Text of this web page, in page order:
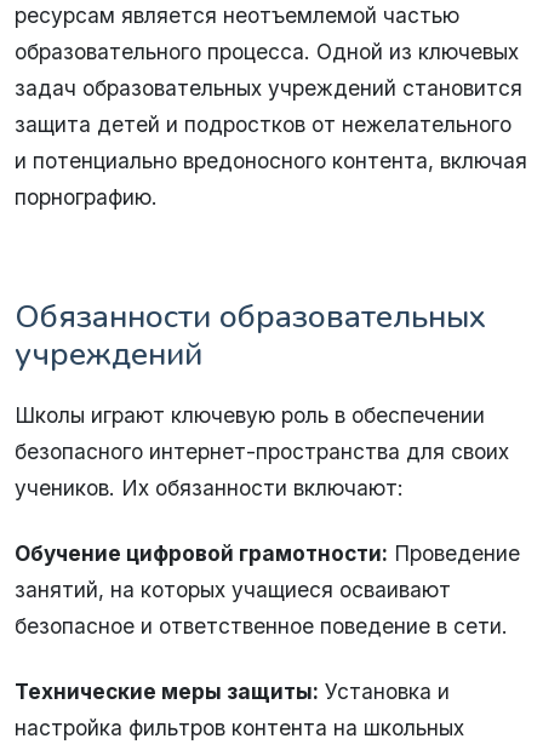
ресурсам является неотъемлемой частью
образовательного процесса. Одной из ключевых
задач образовательных учреждений становится
защита детей и подростков от нежелательного
и потенциально вредоносного контента, включая
порнографию.
Обязанности образовательных
учреждений
Школы играют ключевую роль в обеспечении
безопасного интернет-пространства для своих
учеников. Их обязанности включают:
Обучение цифровой грамотности: Проведение
занятий, на которых учащиеся осваивают
безопасное и ответственное поведение в сети.
Технические меры защиты: Установка и
настройка фильтров контента на школьных